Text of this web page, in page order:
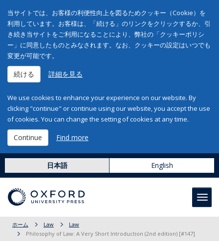
当サイトでは、お客様の利便性向上を図るためクッキー（Cookie）を
利用しています。お客様は、「続ける」のリンクをクリックするか、引
き続き当サイトをご利用になることにより、弊社の「クッキーポリシ
ー」に同意したものとみなされます。なお、クッキーの設定はいつでも
変更が可能です。
続ける 詳細を見る
We use cookies to enhance your experience on our website. By
clicking "continue" or continue using our website, you accept the use
of cookies. You can change the setting of cookies at any time.
Continue Find more
日本語 English
ホーム Law
Law
Philosophy of Law: A Very Short Introduction (2nd edition) [#147]